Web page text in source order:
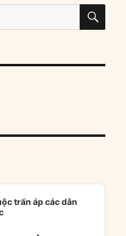
trấn áp các dân